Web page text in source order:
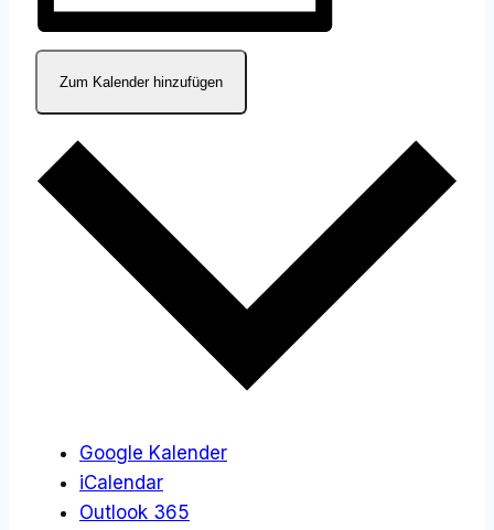
Zum Kalender hinzufügen
Google Kalender
iCalendar
Outlook 365